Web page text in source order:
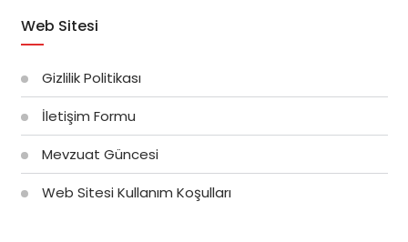
Web Sitesi
Gizlilik Politikası
İletişim Formu
Mevzuat Güncesi
Web Sitesi Kullanım Koşulları